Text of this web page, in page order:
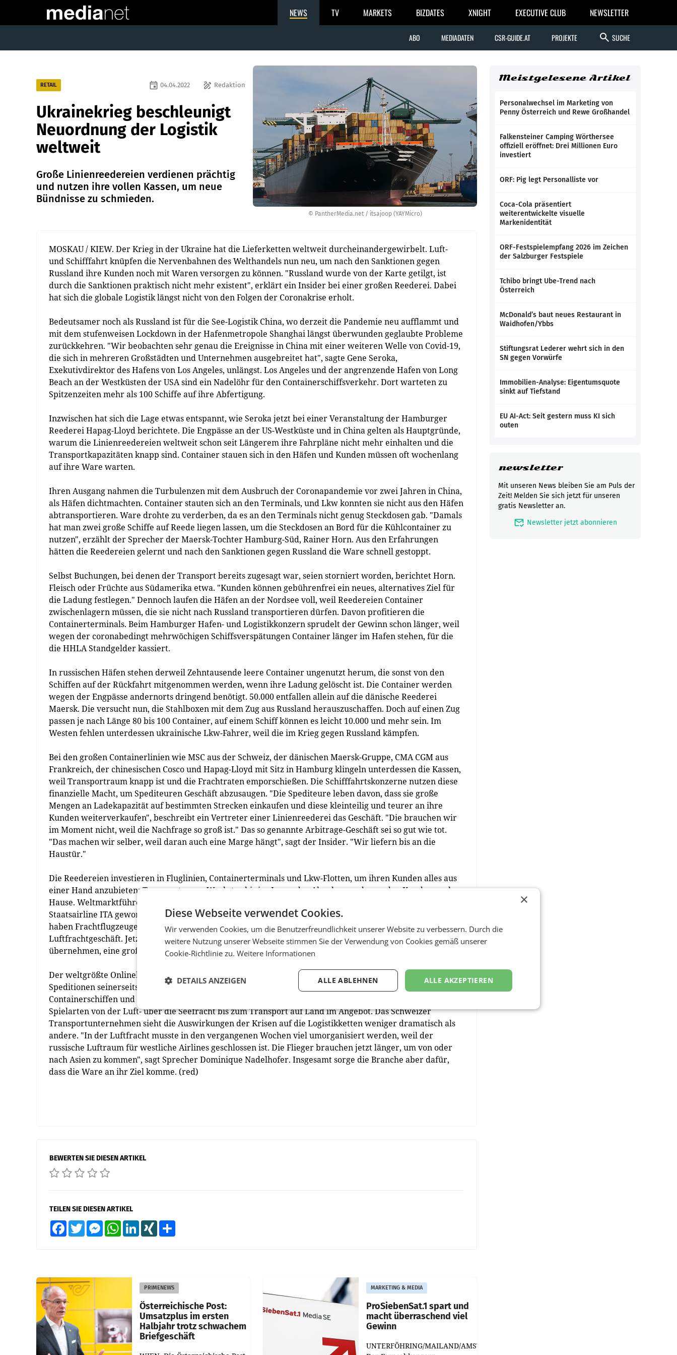
NEWS TV MARKETS BIZDATES XNIGHT EXECUTIVE CLUB NEWSLETTER
ABO MEDIADATEN CSR-GUIDE.AT PROJEKTE search SUCHE
© PantherMedia.net / itsajoop (YAYMicro)
RETAIL draw Redaktion
event 04.04.2022
Ukrainekrieg beschleunigt
Neuordnung der Logistik
weltweit
Große Linienreedereien verdienen prächtig
und nutzen ihre vollen Kassen, um neue
Bündnisse zu schmieden.
MOSKAU / KIEW. Der Krieg in der Ukraine hat die Lieferketten weltweit durcheinandergewirbelt. Luft-
und Schifffahrt knüpfen die Nervenbahnen des Welthandels nun neu, um nach den Sanktionen gegen
Russland ihre Kunden noch mit Waren versorgen zu können. "Russland wurde von der Karte getilgt, ist
durch die Sanktionen praktisch nicht mehr existent", erklärt ein Insider bei einer großen Reederei. Dabei
hat sich die globale Logistik längst nicht von den Folgen der Coronakrise erholt.
Bedeutsamer noch als Russland ist für die See-Logistik China, wo derzeit die Pandemie neu aufflammt und
mit dem stufenweisen Lockdown in der Hafenmetropole Shanghai längst überwunden geglaubte Probleme
zurückkehren. "Wir beobachten sehr genau die Ereignisse in China mit einer weiteren Welle von Covid-19,
die sich in mehreren Großstädten und Unternehmen ausgebreitet hat", sagte Gene Seroka,
Exekutivdirektor des Hafens von Los Angeles, unlängst. Los Angeles und der angrenzende Hafen von Long
Beach an der Westküsten der USA sind ein Nadelöhr für den Containerschiffsverkehr. Dort warteten zu
Spitzenzeiten mehr als 100 Schiffe auf ihre Abfertigung.
Inzwischen hat sich die Lage etwas entspannt, wie Seroka jetzt bei einer Veranstaltung der Hamburger
Reederei Hapag-Lloyd berichtete. Die Engpässe an der US-Westküste und in China gelten als Hauptgründe,
warum die Linienreedereien weltweit schon seit Längerem ihre Fahrpläne nicht mehr einhalten und die
Transportkapazitäten knapp sind. Container stauen sich in den Häfen und Kunden müssen oft wochenlang
auf ihre Ware warten.
Ihren Ausgang nahmen die Turbulenzen mit dem Ausbruch der Coronapandemie vor zwei Jahren in China,
als Häfen dichtmachten. Container stauten sich an den Terminals, und Lkw konnten sie nicht aus den Häfen
abtransportieren. Ware drohte zu verderben, da es an den Terminals nicht genug Steckdosen gab. "Damals
hat man zwei große Schiffe auf Reede liegen lassen, um die Steckdosen an Bord für die Kühlcontainer zu
nutzen", erzählt der Sprecher der Maersk-Tochter Hamburg-Süd, Rainer Horn. Aus den Erfahrungen
hätten die Reedereien gelernt und nach den Sanktionen gegen Russland die Ware schnell gestoppt.
Selbst Buchungen, bei denen der Transport bereits zugesagt war, seien storniert worden, berichtet Horn.
Fleisch oder Früchte aus Südamerika etwa. "Kunden können gebührenfrei ein neues, alternatives Ziel für
die Ladung festlegen." Dennoch laufen die Häfen an der Nordsee voll, weil Reedereien Container
zwischenlagern müssen, die sie nicht nach Russland transportieren dürfen. Davon profitieren die
Containerterminals. Beim Hamburger Hafen- und Logistikkonzern sprudelt der Gewinn schon länger, weil
wegen der coronabedingt mehrwöchigen Schiffsverspätungen Container länger im Hafen stehen, für die
die HHLA Standgelder kassiert.
In russischen Häfen stehen derweil Zehntausende leere Container ungenutzt herum, die sonst von den
Schiffen auf der Rückfahrt mitgenommen werden, wenn ihre Ladung gelöscht ist. Die Container werden
wegen der Engpässe andernorts dringend benötigt. 50.000 entfallen allein auf die dänische Reederei
Maersk. Die versucht nun, die Stahlboxen mit dem Zug aus Russland herauszuschaffen. Doch auf einen Zug
passen je nach Länge 80 bis 100 Container, auf einem Schiff können es leicht 10.000 und mehr sein. Im
Westen fehlen unterdessen ukrainische Lkw-Fahrer, weil die im Krieg gegen Russland kämpfen.
Bei den großen Containerlinien wie MSC aus der Schweiz, der dänischen Maersk-Gruppe, CMA CGM aus
Frankreich, der chinesischen Cosco und Hapag-Lloyd mit Sitz in Hamburg klingeln unterdessen die Kassen,
weil Transportraum knapp ist und die Frachtraten emporschießen. Die Schifffahrtskonzerne nutzen diese
finanzielle Macht, um Spediteuren Geschäft abzusaugen. "Die Spediteure leben davon, dass sie große
Mengen an Ladekapazität auf bestimmten Strecken einkaufen und diese kleinteilig und teurer an ihre
Kunden weiterverkaufen", beschreibt ein Vertreter einer Linienreederei das Geschäft. "Die brauchen wir
im Moment nicht, weil die Nachfrage so groß ist." Das so genannte Arbitrage-Geschäft sei so gut wie tot.
"Das machen wir selber, weil daran auch eine Marge hängt", sagt der Insider. "Wir liefern bis an die
Haustür."
Die Reedereien investieren in Fluglinien, Containerterminals und Lkw-Flotten, um ihren Kunden alles aus
einer Hand anzubieten: Transporte vom Werkstor bis ins Lager der Abnehmer oder zu den Kunden nach
Hause. Weltmarktführer MSC etwa hat zusammen mit der Lufthansa ein Auge auf die italienische
Staatsairline ITA geworfen und will ein Luftfracht- und ein Passagiergeschäft aufbauen. Maersk und CMA
haben Frachtflugzeuge bestellt. Die Dänen haben mit Maersk Air Freight schon ein Standbein im
Luftfrachtgeschäft. Jetzt will der Konzern aus Kopenhagen das Logistikunternehmen Senator International
übernehmen, eine große Luftfrachtspedition aus Hamburg mit weltweit rund 2.000 Mitarbeitern.
Der weltgrößte Onlinehändler Amazon will ebenfalls groß ins Frachtgeschäft einsteigen und gräbt den
Speditionen seinerseits Geschäft ab. Medien berichteten unlängst, der US-Konzern wolle Kapazitäten in
Containerschiffen und Frachtflugzeugen buchen. Der Logistikkonzern Kühne und Nagel hat bereits alle
Spielarten von der Luft- über die Seefracht bis zum Transport auf Land im Angebot. Das Schweizer
Transportunternehmen sieht die Auswirkungen der Krisen auf die Logistikketten weniger dramatisch als
andere. "In der Luftfracht musste in den vergangenen Wochen viel umorganisiert werden, weil der
russische Luftraum für westliche Airlines geschlossen ist. Die Flieger brauchen jetzt länger, um von oder
nach Asien zu kommen", sagt Sprecher Dominique Nadelhofer. Insgesamt sorge die Branche aber dafür,
dass die Ware an ihr Ziel komme. (red)
BEWERTEN SIE DIESEN ARTIKEL
TEILEN SIE DIESEN ARTIKEL
FacebookTwitter MessengerWhatsAppLinkedInXING
PRIMENEWS
Österreichische Post:
Umsatzplus im ersten
Halbjahr trotz schwachem
Briefgeschäft
MARKETING & MEDIA
ProSiebenSat.1 spart und
macht überraschend viel
Gewinn
UNTERFÖHRING/MAILAND/AMSTERDAM.
Meistgelesene Artikel
Personalwechsel im Marketing von
Penny Österreich und Rewe Großhandel
Falkensteiner Camping Wörthersee
offiziell eröffnet: Drei Millionen Euro
investiert
ORF: Pig legt Personalliste vor
Coca-Cola präsentiert
weiterentwickelte visuelle
Markenidentität
ORF-Festspielempfang 2026 im Zeichen
der Salzburger Festspiele
Tchibo bringt Ube-Trend nach
Österreich
McDonald’s baut neues Restaurant in
Waidhofen/Ybbs
Stiftungsrat Lederer wehrt sich in den
SN gegen Vorwürfe
Immobilien-Analyse: Eigentumsquote
sinkt auf Tiefstand
EU AI-Act: Seit gestern muss KI sich
outen
newsletter
Mit unseren News bleiben Sie am Puls der
Zeit! Melden Sie sich jetzt für unseren
gratis Newsletter an.
mark_email_read Newsletter jetzt abonnieren
×
Diese Webseite verwendet Cookies.
Wir verwenden Cookies, um die Benutzerfreundlichkeit unserer Website zu verbessern. Durch die
weitere Nutzung unserer Webseite stimmen Sie der Verwendung von Cookies gemäß unserer
Cookie-Richtlinie zu. Weitere Informationen
ALLE AKZEPTIEREN
ALLE ABLEHNEN
DETAILS ANZEIGEN